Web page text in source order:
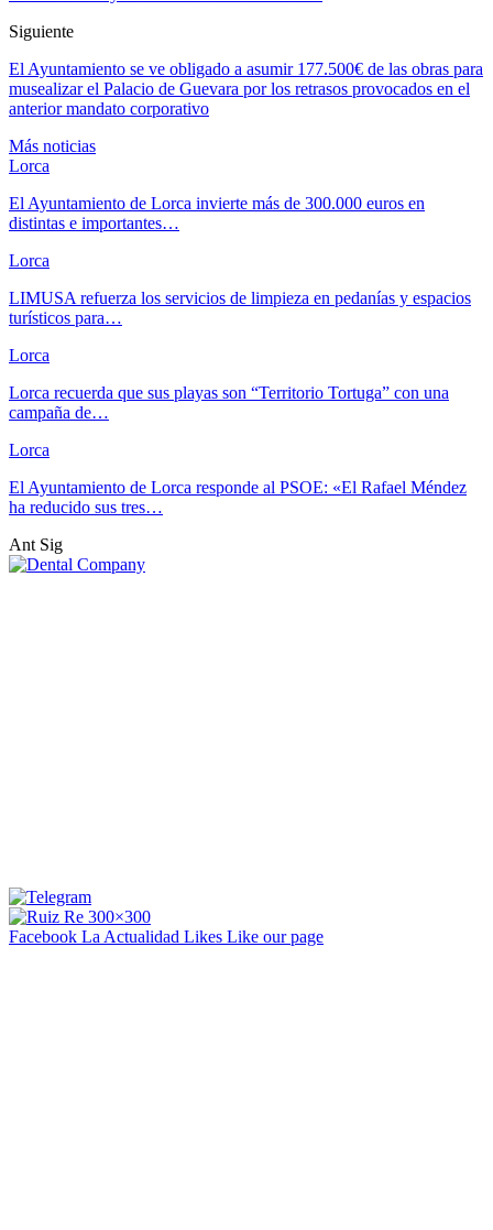
Siguiente
El Ayuntamiento se ve obligado a asumir 177.500€ de las obras para
musealizar el Palacio de Guevara por los retrasos provocados en el
anterior mandato corporativo
Más noticias
Lorca
El Ayuntamiento de Lorca invierte más de 300.000 euros en
distintas e importantes…
Lorca
LIMUSA refuerza los servicios de limpieza en pedanías y espacios
turísticos para…
Lorca
Lorca recuerda que sus playas son “Territorio Tortuga” con una
campaña de…
Lorca
El Ayuntamiento de Lorca responde al PSOE: «El Rafael Méndez
ha reducido sus tres…
Ant Sig
Facebook La Actualidad Likes Like our page